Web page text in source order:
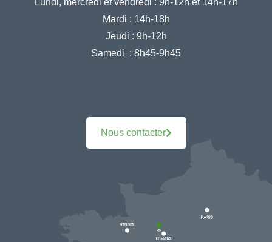
Mardi : 14h-18h
Jeudi : 9h-12h
Samedi : 8h45-9h45
Nous contacter